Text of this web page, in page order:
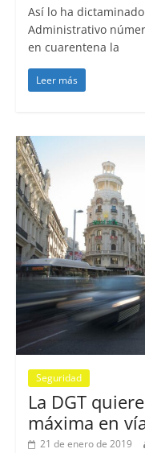
Así lo ha
Administrativo
en cuarentena la
Leer más
Seguridad
La DGT
máxima en
21 de enero de 2019